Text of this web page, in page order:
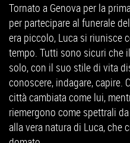
Tornato a Genova per la
per partecipare al funerale
era piccolo, Luca si riunisce
tempo. Tutti sono sicuri che
solo, con il suo stile di vita
conoscere, indagare, capire.
città cambiata come lui,
riemergono come spettrali
alla vera natura di Luca, che